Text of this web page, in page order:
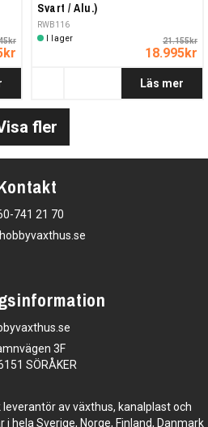
Svart / Alu.)
RWB116
I lager
21.155kr
18.995kr
Läs mer
fler
741 21 70
3F
SÖRÅKER
av växthus, kanalplast och
hela Sverige, Norge, Finland, Danmark